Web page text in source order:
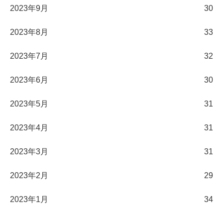
2023年9月 30
2023年8月 33
2023年7月 32
2023年6月 30
2023年5月 31
2023年4月 31
2023年3月 31
2023年2月 29
2023年1月 34